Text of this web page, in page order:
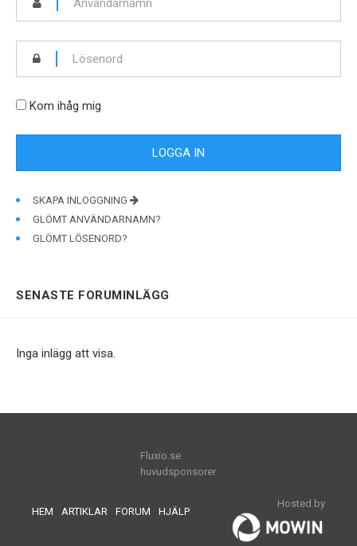
Kom ihåg mig
SKAPA INLOGGNING
GLÖMT ANVÄNDARNAMN?
GLÖMT LÖSENORD?
SENASTE FORUMINLÄGG
Inga inlägg att visa.
Fluxio.se
huvudsponsorer
HEM ARTIKLAR FORUM HJÄLP
Hosted by